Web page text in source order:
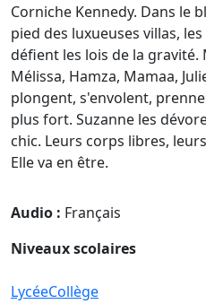
Corniche Kennedy. Dans le
pied des luxueuses villas,
défient les lois de la gravité.
Mélissa, Hamza, Mamaa,
plongent, s'envolent,
plus fort. Suzanne les
chic. Leurs corps libres,
Elle va en être.
Audio : Français
Niveaux scolaires
LycéeCollège